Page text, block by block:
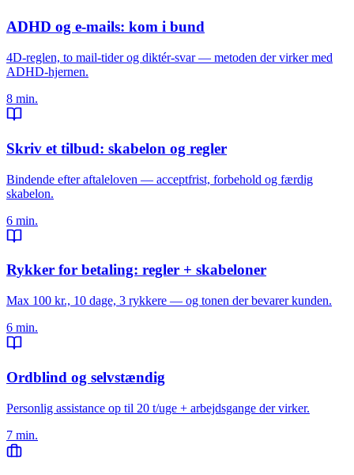
ADHD og e-mails: kom i bund
4D-reglen, to mail-tider og diktér-svar — metoden der virker med
ADHD-hjernen.
8 min.
Skriv et tilbud: skabelon og regler
Bindende efter aftaleloven — acceptfrist, forbehold og færdig
skabelon.
6 min.
Rykker for betaling: regler + skabeloner
Max 100 kr., 10 dage, 3 rykkere — og tonen der bevarer kunden.
6 min.
Ordblind og selvstændig
Personlig assistance op til 20 t/uge + arbejdsgange der virker.
7 min.